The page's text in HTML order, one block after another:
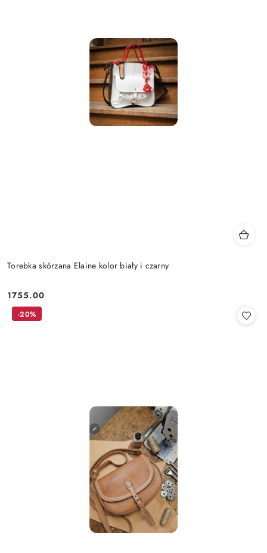
Torebka skórzana Elaine kolor biały i czarny
Cena:
1755.00
-20%